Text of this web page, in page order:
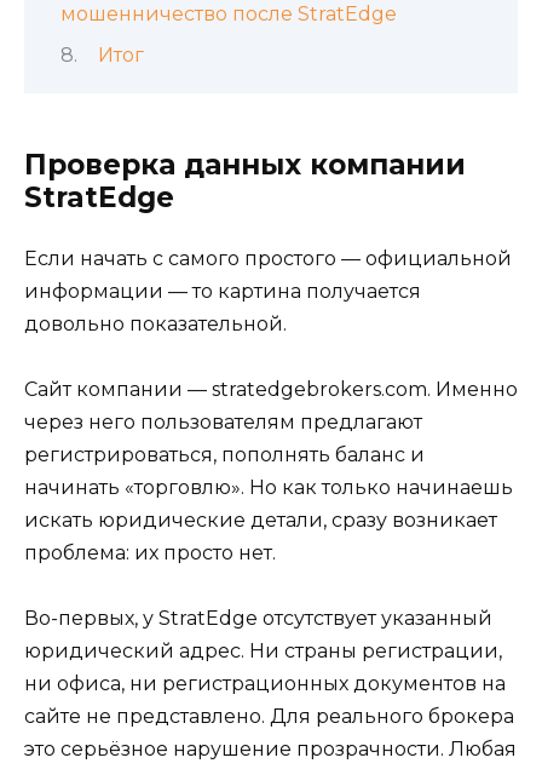
мошенничество после StratEdge
Итог
Проверка данных компании
StratEdge
Если начать с самого простого — официальной
информации — то картина получается
довольно показательной.
Сайт компании — stratedgebrokers.com. Именно
через него пользователям предлагают
регистрироваться, пополнять баланс и
начинать «торговлю». Но как только начинаешь
искать юридические детали, сразу возникает
проблема: их просто нет.
Во-первых, у StratEdge отсутствует указанный
юридический адрес. Ни страны регистрации,
ни офиса, ни регистрационных документов на
сайте не представлено. Для реального брокера
это серьёзное нарушение прозрачности. Любая